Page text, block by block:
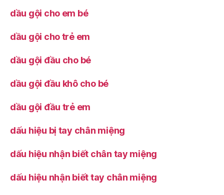
dầu gội cho em bé
dầu gội cho trẻ em
dầu gội đầu cho bé
dầu gội đầu khô cho bé
dầu gội đầu trẻ em
dấu hiệu bị tay chân miệng
dấu hiệu nhận biết chân tay miệng
dấu hiệu nhận biết tay chân miệng